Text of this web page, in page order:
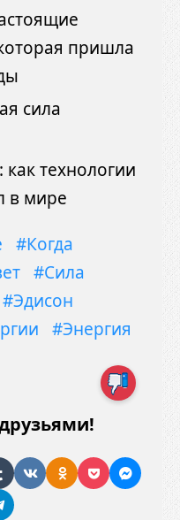
пришла
сила
технологии
в мире
#Когда
#Сила
#Эдисон
#Энергия